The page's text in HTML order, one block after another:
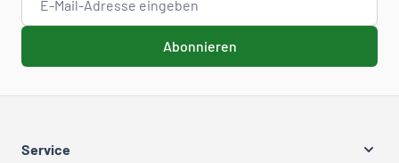
Abonnieren
Service